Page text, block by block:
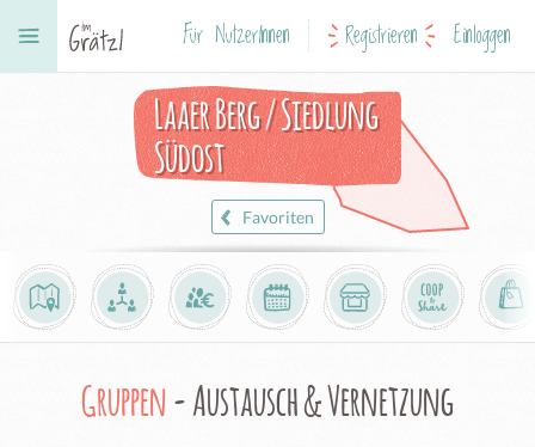
Für NutzerInnen Registrieren Einloggen
Laaer Berg / Siedlung
Südost
Favoriten
Gruppen- Austausch & Vernetzung